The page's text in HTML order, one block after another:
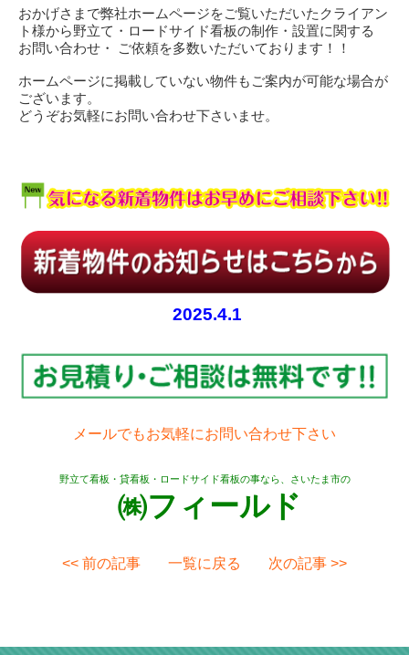
おかげさまで弊社ホームページをご覧いただいたクライアン
ト様から野立て・ロードサイド看板の制作・設置に関する
お問い合わせ・ ご依頼を多数いただいております！！
ホームページに掲載していない物件もご案内が可能な場合が
ございます。
どうぞお気軽にお問い合わせ下さいませ。
2025.4.1
メールでもお気軽にお問い合わせ下さい
野立て看板・貸看板・ロードサイド看板の事なら、さいたま市の
㈱フィールド
<< 前の記事 一覧に戻る 次の記事 >>